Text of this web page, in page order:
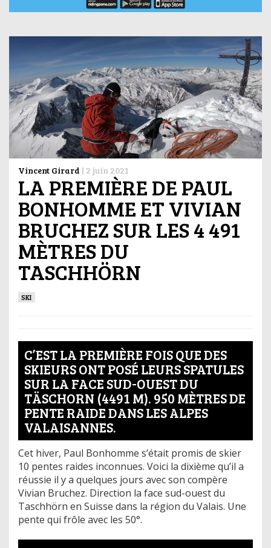
Vincent Girard | 2 juin 2021
LA PREMIÈRE DE PAUL
BONHOMME ET VIVIAN
BRUCHEZ SUR LES 4 491
MÈTRES DU
TASCHHÖRN
SKI
C’EST LA PREMIÈRE FOIS QUE DES
SKIEURS ONT POSÉ LEURS SPATULES
SUR LA FACE SUD-OUEST DU
TÄSCHORN (4491 M). 950 MÈTRES DE
PENTE RAIDE DANS LES ALPES
VALAISANNES.
Cet hiver, Paul Bonhomme s’était promis de skier
10 pentes raides inconnues. Voici la dixième qu’il a
réussie il y a quelques jours avec son compère
Vivian Bruchez. Direction la face sud-ouest du
Taschhörn en Suisse dans la région du Valais. Une
pente qui frôle avec les 50°.